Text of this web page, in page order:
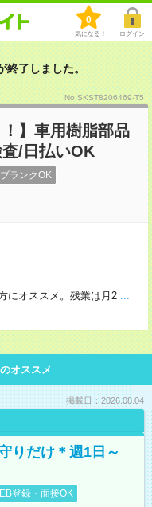
0
気になる！ ログイン
了しました。
No.SKST8206469-T5
！】車用樹脂部品
/日払いOK
ブランクOK
にオススメ。残業は月2 ...
オススメ
掲載日：2026.08.04
りだけ＊週1日～
登録・面接OK